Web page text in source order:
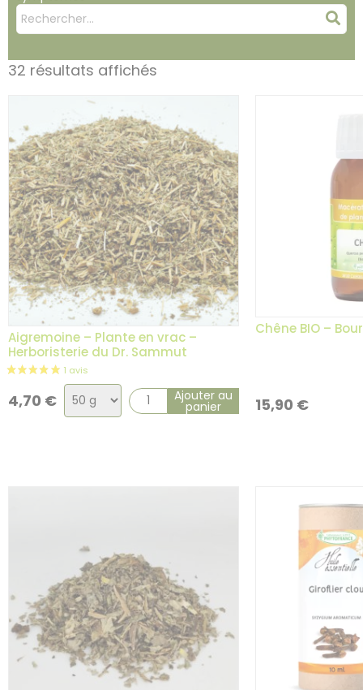
Mots
clés
:
32 résultats affichés
Aigremoine – Plante en vrac –
Herboristerie du Dr. Sammut
4,70 €
Choix
de
Ajouter au
panier
Chêne BIO –
15,90 €